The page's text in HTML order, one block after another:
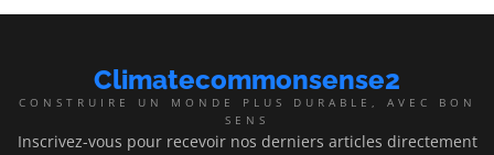
Climatecommonsense2
CONSTRUIRE UN MONDE PLUS DURABLE, AVEC BON
SENS
Inscrivez-vous pour recevoir nos derniers articles directement